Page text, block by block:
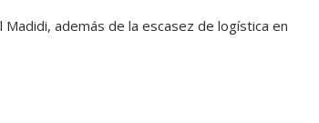
además de la escasez de logística en